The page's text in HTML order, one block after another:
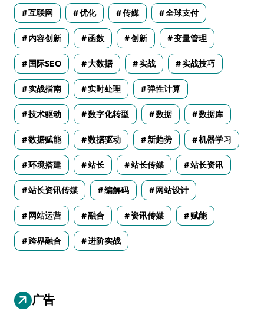
互联网 优化 传媒 全球支付
内容创新 函数 创新 变量管理
国际SEO 大数据 实战 实战技巧
实战指南 实时处理 弹性计算
技术驱动 数字化转型 数据 数据库
数据赋能 数据驱动 新趋势 机器学习
环境搭建 站长 站长传媒 站长资讯
站长资讯传媒 编解码 网站设计
网站运营 融合 资讯传媒 赋能
跨界融合 进阶实战
广告